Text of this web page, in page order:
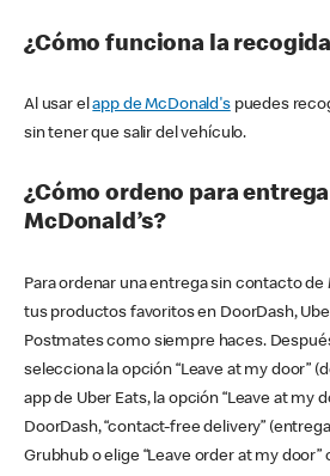
¿Cómo funciona la
Al usar elapp de McDonald'spuedes
sin tener que salir del vehículo.
¿Cómo ordeno para
McDonald’s?
Para ordenar una entrega sin contacto de
tus productos favoritos en DoorDash,
Postmates como siempre haces.
selecciona la opción “Leave at my door”
app de Uber Eats, la opción “Leave at my
DoorDash, “contact-free delivery”
Grubhub o elige “Leave order at my